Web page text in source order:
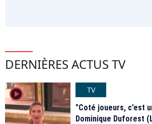
DERNIÈRES ACTUS TV
player2
TV
"Coté joueurs, c’est
Dominique Duforest